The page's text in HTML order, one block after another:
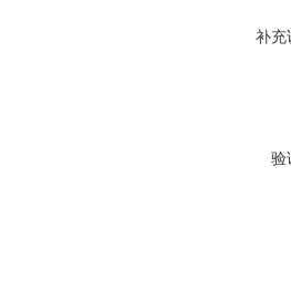
补充
验